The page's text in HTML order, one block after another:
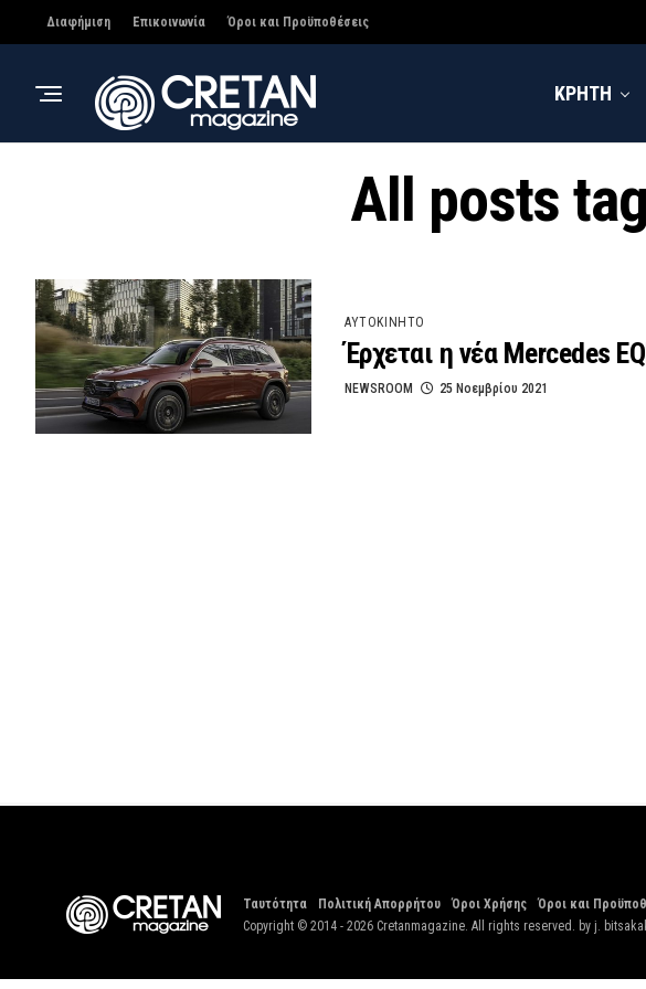
Διαφήμιση Επικοινωνία Όροι και Προϋποθέσεις
ΚΡΗΤΗ
All posts
ΑΥΤΟΚΙΝΗΤΟ
Έρχεται η νέα Mercedes
NEWSROOM 25 Νοεμβρίου 2021
Ταυτότητα Πολιτική Απορρήτου Όροι Χρήσης
Όροι και
Copyright © 2014 - 2026 Cretanmagazine. All rights reserved. by j.